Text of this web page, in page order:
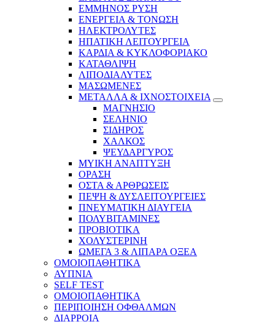
ΕΜΜΗΝΟΣ ΡΥΣΗ
ΕΝΕΡΓΕΙΑ & ΤΟΝΩΣΗ
ΗΛΕΚΤΡΟΛΥΤΕΣ
ΗΠΑΤΙΚΗ ΛΕΙΤΟΥΡΓΕΙΑ
ΚΑΡΔΙΑ & ΚΥΚΛΟΦΟΡΙΑΚΟ
ΚΑΤΑΘΛΙΨΗ
ΛΙΠΟΔΙΑΛΥΤΕΣ
ΜΑΣΩΜΕΝΕΣ
ΜΕΤΑΛΛΑ & ΙΧΝΟΣΤΟΙΧΕΙΑ
ΜΑΓΝΗΣΙΟ
ΣΕΛΗΝΙΟ
ΣΙΔΗΡΟΣ
ΧΑΛΚΟΣ
ΨΕΥΔΑΡΓΥΡΟΣ
ΜΥΙΚΗ ΑΝΑΠΤΥΞΗ
ΟΡΑΣΗ
ΟΣΤΑ & ΑΡΘΡΩΣΕΙΣ
ΠΕΨΗ & ΔΥΣΛΕΙΤΟΥΡΓΕΙΕΣ
ΠΝΕΥΜΑΤΙΚΗ ΔΙΑΥΓΕΙΑ
ΠΟΛΥΒΙΤΑΜΙΝΕΣ
ΠΡΟΒΙΟΤΙΚΑ
ΧΟΛΥΣΤΕΡΙΝΗ
ΩΜΕΓΑ 3 & ΛΙΠΑΡΑ ΟΞΕΑ
ΟΜΟΙΟΠΑΘΗΤΙΚΑ
ΑΥΠΝΙΑ
SELF TEST
ΟΜΟΙΟΠΑΘΗΤΙΚΑ
ΠΕΡΙΠΟΙΗΣΗ ΟΦΘΑΛΜΩΝ
ΔΙΑΡΡΟΙΑ